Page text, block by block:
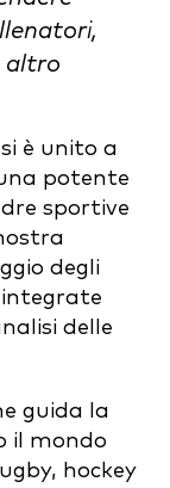
altro
è unito a
potente
sportive
degli
integrate
delle
guida la
il mondo
hockey